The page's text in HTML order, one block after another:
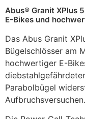
Abus® Granit XPlus
E-Bikes und
Das Abus Granit
Bügelschlösser am
hochwertiger E-
Parabolbügel
Aufbruchsversuchen.